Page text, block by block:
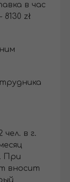
в час
zł
в г.
При
вносит